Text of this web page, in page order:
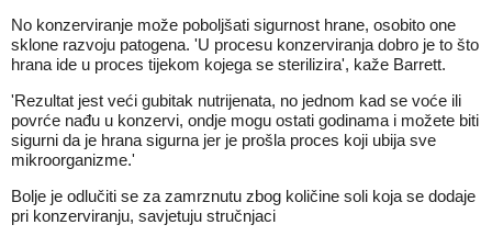
No konzerviranje može poboljšati sigurnost hrane, osobito one
sklone razvoju patogena. 'U procesu konzerviranja dobro je to što
hrana ide u proces tijekom kojega se sterilizira', kaže Barrett.
'Rezultat jest veći gubitak nutrijenata, no jednom kad se voće ili
povrće nađu u konzervi, ondje mogu ostati godinama i možete biti
sigurni da je hrana sigurna jer je prošla proces koji ubija sve
mikroorganizme.'
Bolje je odlučiti se za zamrznutu zbog količine soli koja se dodaje
pri konzerviranju, savjetuju stručnjaci